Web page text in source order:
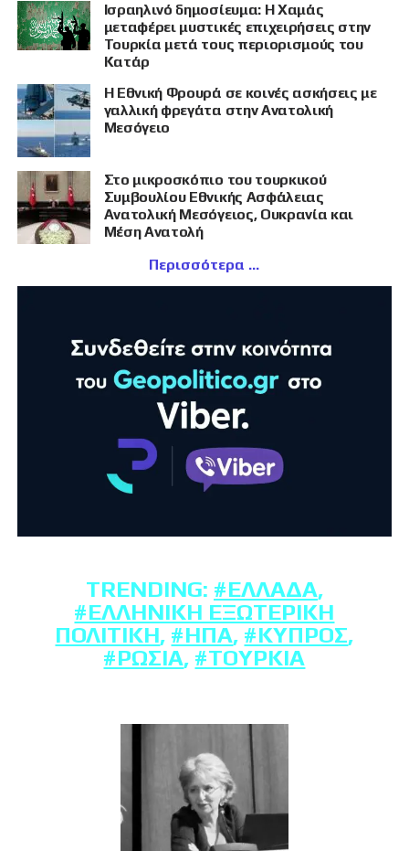
Ισραηλινό δημοσίευμα: Η Χαμάς
μεταφέρει μυστικές επιχειρήσεις στην
Τουρκία μετά τους περιορισμούς του
Κατάρ
Η Εθνική Φρουρά σε κοινές ασκήσεις με
γαλλική φρεγάτα στην Ανατολική
Μεσόγειο
Στο μικροσκόπιο του τουρκικού
Συμβουλίου Εθνικής Ασφάλειας
Ανατολική Μεσόγειος, Ουκρανία και
Μέση Ανατολή
Περισσότερα
TRENDING: #ΕΛΛΆΔΑ,
#ΕΛΛΗΝΙΚΉ ΕΞΩΤΕΡΙΚΉ
ΠΟΛΙΤΙΚΉ, #ΗΠΑ, #ΚΎΠΡΟΣ,
#ΡΩΣΊΑ, #ΤΟΥΡΚΊΑ